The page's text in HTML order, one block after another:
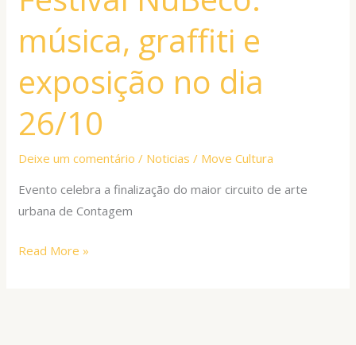
música, graffiti e
exposição no dia
26/10
Deixe um comentário / Noticias / Move Cultura
Evento celebra a finalização do maior circuito de arte
urbana de Contagem
graffiti
e
exposição
no
dia
26/10
Read More »